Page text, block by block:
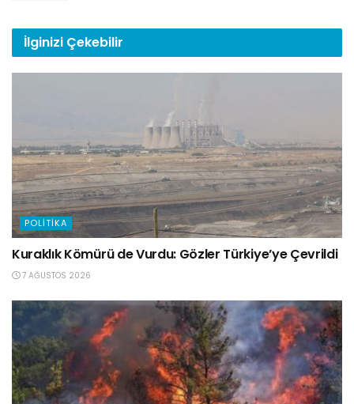
İlginizi Çekebilir
POLITIKA
Kuraklık Kömürü de Vurdu: Gözler Türkiye’ye Çevrildi
7 AĞUSTOS 2026